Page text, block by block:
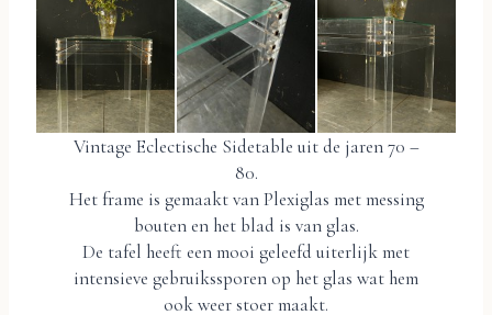
Vintage Eclectische Sidetable uit de jaren 70 –
80.
Het frame is gemaakt van Plexiglas met messing
bouten en het blad is van glas.
De tafel heeft een mooi geleefd uiterlijk met
intensieve gebruikssporen op het glas wat hem
ook weer stoer maakt.